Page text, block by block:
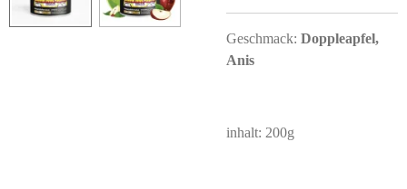
Geschmack: Doppleapfel,
Anis
inhalt: 200g